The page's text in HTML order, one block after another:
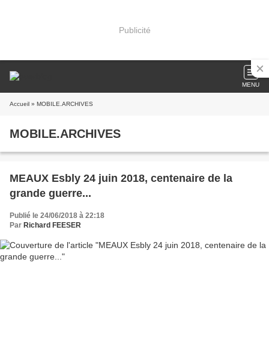
Publicité
MENU
Accueil » MOBILE.ARCHIVES
MOBILE.ARCHIVES
MEAUX Esbly 24 juin 2018, centenaire de la
grande guerre...
Publié le 24/06/2018 à 22:18
Par Richard FEESER